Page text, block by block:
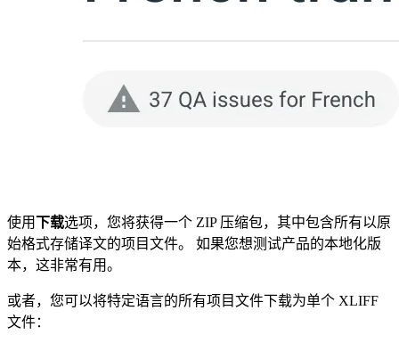
使用下载选项，您将获得一个 ZIP 压缩包，其中包含所有以原
始格式存储译文的项目文件。 如果您想测试产品的本地化版
本，这非常有用。
或者，您可以将特定语言的所有项目文件下载为单个 XLIFF
文件：